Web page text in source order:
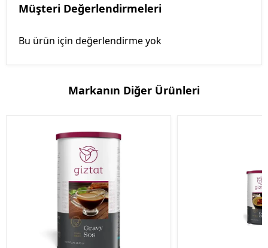
Müşteri Değerlendirmeleri
Bu ürün için değerlendirme yok
Markanın Diğer Ürünleri